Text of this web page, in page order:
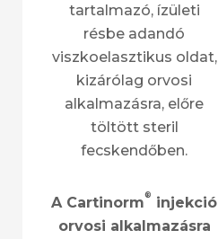
tartalmazó, ízületi
résbe adandó
viszkoelasztikus oldat,
kizárólag orvosi
alkalmazásra, előre
töltött steril
fecskendőben.
A Cartinorm®
injekció
orvosi alkalmazásra